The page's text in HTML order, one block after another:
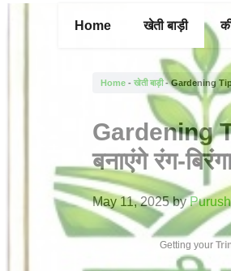
Home खेती बाड़ी
Home - खेती बाड़ी-Gardening Tips:
Gardening
बनाएंगे रंग-
May 11, 2025 by
Getting your